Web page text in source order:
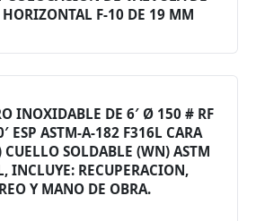
F-10 DE 19 MM
INOXIDABLE DE 6′ Ø 150 # RF
ESP ASTM-A-182 F316L CARA
CUELLO SOLDABLE (WN) ASTM
INCLUYE: RECUPERACION,
Y MANO DE OBRA.